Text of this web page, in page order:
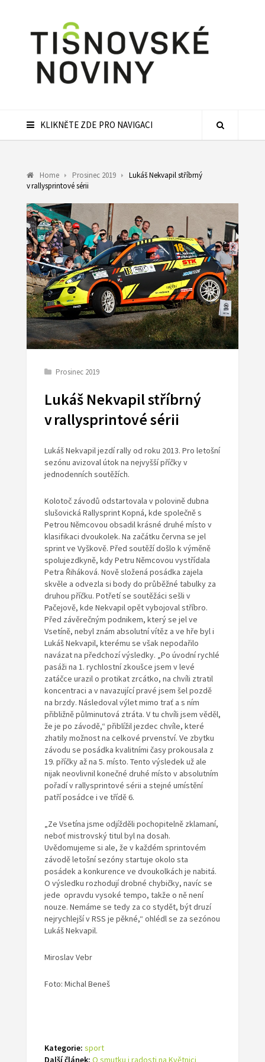
KLIKNĚTE ZDE PRO NAVIGACI
Home Prosinec 2019
Lukáš Nekvapil stříbrný
v rallysprintové sérii
Prosinec 2019
Lukáš Nekvapil stříbrný
v rallysprintové sérii
Lukáš Nekvapil jezdí rally od roku 2013. Pro letošní
sezónu avizoval útok na nejvyšší příčky v
jednodenních soutěžích.
Kolotoč závodů odstartovala v polovině dubna
slušovická Rallysprint Kopná, kde společně s
Petrou Němcovou obsadil krásné druhé místo v
klasifikaci dvoukolek. Na začátku června se jel
sprint ve Vyškově. Před soutěží došlo k výměně
spolujezdkyně, kdy Petru Němcovou vystřídala
Petra Řiháková. Nově složená posádka zajela
skvěle a odvezla si body do průběžné tabulky za
druhou příčku. Potřetí se soutěžáci sešli v
Pačejově, kde Nekvapil opět vybojoval stříbro.
Před závěrečným podnikem, který se jel ve
Vsetíně, nebyl znám absolutní vítěz a ve hře byl i
Lukáš Nekvapil, kterému se však nepodařilo
navázat na předchozí výsledky. „Po úvodní rychlé
pasáži na 1. rychlostní zkoušce jsem v levé
zatáčce urazil o protikat zrcátko, na chvíli ztratil
koncentraci a v navazující pravé jsem šel pozdě
na brzdy. Následoval výlet mimo trať a s ním
přibližně půlminutová ztráta. V tu chvíli jsem věděl,
že je po závodě,“ přiblížil jezdec chvíle, které
zhatily možnost na celkové prvenství. Ve zbytku
závodu se posádka kvalitními časy prokousala z
19. příčky až na 5. místo. Tento výsledek už ale
nijak neovlivnil konečné druhé místo v absolutním
pořadí v rallysprintové sérii a stejné umístění
patří posádce i ve třídě 6.
„Ze Vsetína jsme odjížděli pochopitelně zklamaní,
neboť mistrovský titul byl na dosah.
Uvědomujeme si ale, že v každém sprintovém
závodě letošní sezóny startuje okolo sta
posádek a konkurence ve dvoukolkách je nabitá.
O výsledku rozhodují drobné chybičky, navíc se
jede opravdu vysoké tempo, takže o ně není
nouze. Nemáme se tedy za co stydět, být druzí
nejrychlejší v RSS je pěkné,“ ohlédl se za sezónou
Lukáš Nekvapil.
Miroslav Vebr
Foto: Michal Beneš
Kategorie: sport
Další článek: O smutku i radosti na Květnici